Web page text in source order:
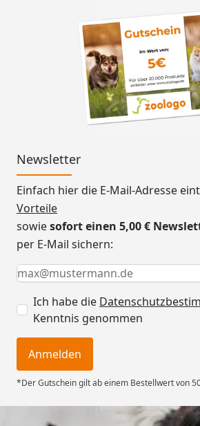
Newsletter
Einfach hier die E-Mail-Adresse
Vorteile
sowiesofort einen 5,00 €
per E-Mail sichern:
Keine Eingabe erforderlich
Eingabe erforderlich
E-Mail *
Ich habe die
Kenntnis genommen
Anmelden
*Der Gutschein gilt ab einem Bestellwert von